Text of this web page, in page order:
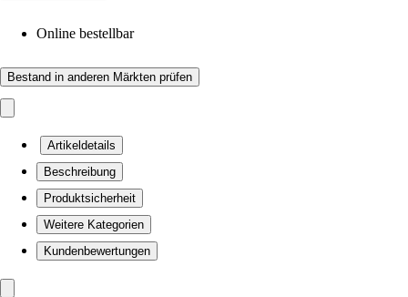
Online bestellbar
Bestand in anderen Märkten prüfen
Artikeldetails
Beschreibung
Produktsicherheit
Weitere Kategorien
Kundenbewertungen